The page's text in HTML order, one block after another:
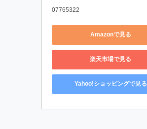
07765322
Amazonで見る
楽天市場で見る
Yahoo!ショッピングで見る